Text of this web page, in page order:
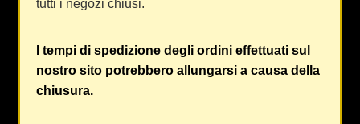
tutti i negozi chiusi.
I tempi di spedizione degli ordini effettuati sul
nostro sito potrebbero allungarsi a causa della
chiusura.
Lun-Ven 8.30/12.30 – 14.30/19.00
Sab 8.30-12.30
Reparto Ricambi Moto, Scooter: